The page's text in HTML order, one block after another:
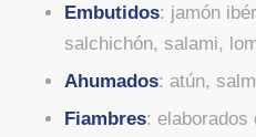
Embutidos: jamón
salchichón, salami,
Ahumados: atún,
Fiambres: elaborados